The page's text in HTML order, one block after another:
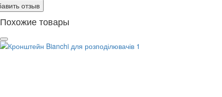
отзыв
Похожие товары